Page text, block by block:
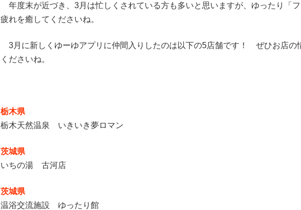
年度末が近づき、3月は忙しくされている方も多いと思いますが、ゆったり「
疲れを癒してくださいね。
3月に新しくゆーゆアプリに仲間入りしたのは以下の5店舗です！ ぜひお店の
くださいね。
栃木県
栃木天然温泉 いきいき夢ロマン
茨城県
いちの湯 古河店
茨城県
温浴交流施設 ゆったり館